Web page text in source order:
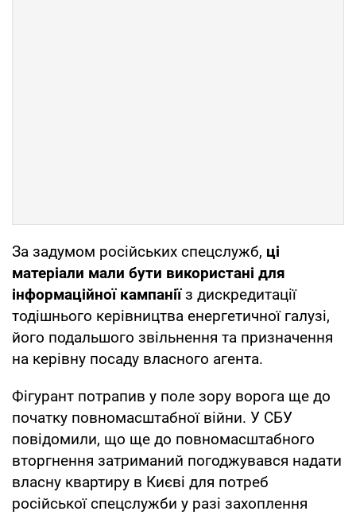
За задумом російських спецслужб, ці
матеріали мали бути використані для
інформаційної кампаніїз дискредитації
тодішнього керівництва енергетичної галузі,
його подальшого звільнення та призначення
на керівну посаду власного агента.
Фігурант потрапив у поле зору ворога ще до
початку повномасштабної війни. У СБУ
повідомили, що ще до повномасштабного
вторгнення затриманий погоджувався надати
власну квартиру в Києві для потреб
російської спецслужби у разі захоплення